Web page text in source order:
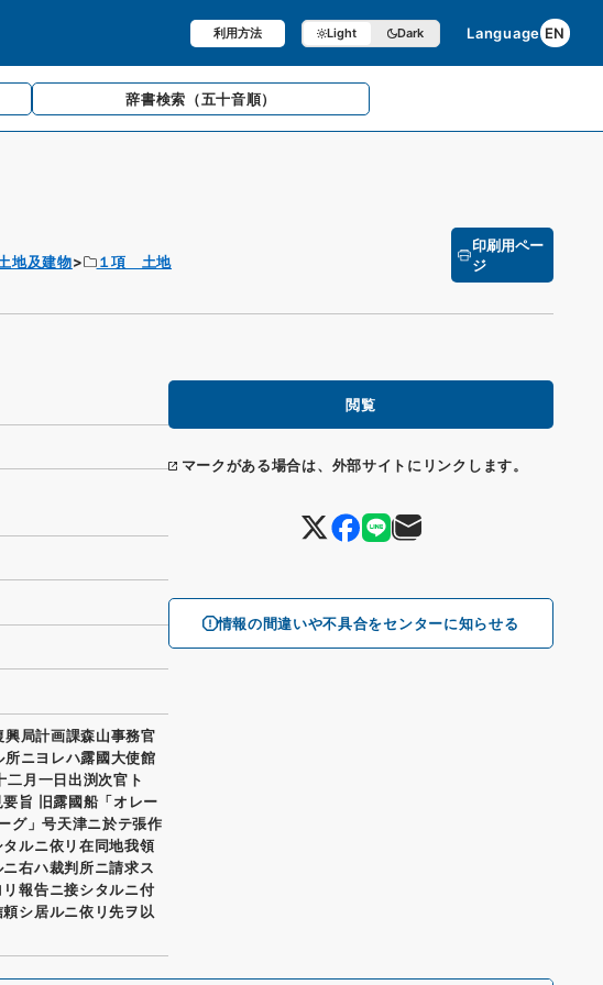
利用方法 Light Dark Language EN
辞書検索 （五十音順）
地及建物
１項 土地
印刷用ペー
ジ
閲覧
マークがある場合は、外部サイトにリンクします。
情報の間違いや不具合をセンターに知らせる
局計画課森山事務官
ニヨレハ露國大使館
二月一日出渕次官ト
旨 旧露國船「オレー
グ」号天津ニ於テ張作
ルニ依リ在同地我領
右ハ裁判所ニ請求ス
報告ニ接シタルニ付
シ居ルニ依リ先ヲ以